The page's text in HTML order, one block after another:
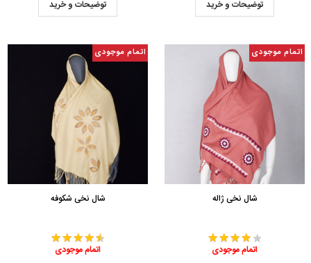
توضیحات و خرید
توضیحات و خرید
اتمام موجودی
شال نخی ژاله
اتمام موجودی
اتمام موجودی
شال نخی شکوفه
اتمام موجودی